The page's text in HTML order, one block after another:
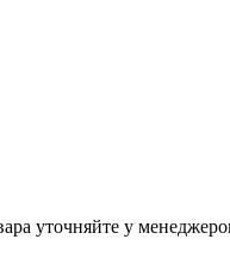
уточняйте у